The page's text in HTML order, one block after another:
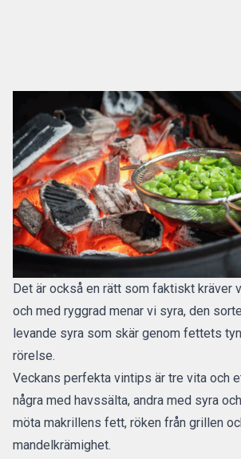
Det är också en rätt som faktiskt kräver
och med ryggrad menar vi syra, den
levande syra som skär genom fettets
rörelse.
Veckans perfekta vintips är tre vita och
några med havssälta, andra med syra
möta makrillens fett, röken från grillen
mandelkrämighet.